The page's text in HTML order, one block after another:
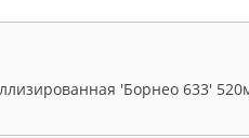
'Борнео 633'